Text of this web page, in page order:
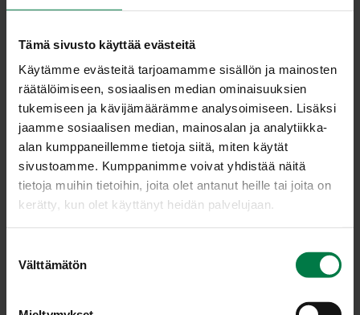
Tämä sivusto käyttää evästeitä
Käytämme evästeitä tarjoamamme sisällön ja mainosten
räätälöimiseen, sosiaalisen median ominaisuuksien
tukemiseen ja kävijämäärämme analysoimiseen. Lisäksi
jaamme sosiaalisen median, mainosalan ja analytiikka-
alan kumppaneillemme tietoja siitä, miten käytät
sivustoamme. Kumppanimme voivat yhdistää näitä
tietoja muihin tietoihin, joita olet antanut heille tai joita on
kerätty, kun olet käyttänyt heidän palvelujaan.
Välttämätön
Lohko perunat ja leikkaa sipulit neljään osaan.
Puhdista ja paloittele kukkakaali lohkoiksi.
Kuumenna öljy paistin- tai vokkipannulla.
Lisää peruna-, kukkakaali- ja sipulilohkot sekä
valkosipuli ja kuullota kasviksia muutaman minuutin
ajan.
Lisää currytahna ja kuumenna edelleen muutama
minuutti koko ajan sekoittaen.
Kaada joukkoon kasvisliemi ja hauduta kasvikset
ripauta päälle hienonnettua korianteria.